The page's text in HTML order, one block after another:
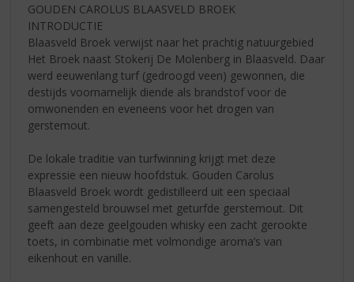
GOUDEN CAROLUS BLAASVELD BROEK
INTRODUCTIE
Blaasveld Broek verwijst naar het prachtig natuurgebied
Het Broek naast Stokerij De Molenberg in Blaasveld. Daar
werd eeuwenlang turf (gedroogd veen) gewonnen, die
destijds voornamelijk diende als brandstof voor de
omwonenden en eveneens voor het drogen van
gerstemout.
De lokale traditie van turfwinning krijgt met deze
expressie een nieuw hoofdstuk. Gouden Carolus
Blaasveld Broek wordt gedistilleerd uit een speciaal
samengesteld brouwsel met geturfde gerstemout. Dit
geeft aan deze geelgouden whisky een zacht gerookte
toets, in combinatie met volmondige aroma’s van
eikenhout en vanille.